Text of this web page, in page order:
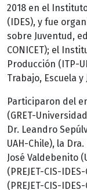
2018 en el
(IDES), y fue
sobre Juventud,
CONICET); el
Producción (ITP-
Trabajo, Escuela y
Participaron del
(GRET-
Dr. Leandro
UAH-Chile), la
José Valdebenito
(PREJET-CIS-
(PREJET-CIS-